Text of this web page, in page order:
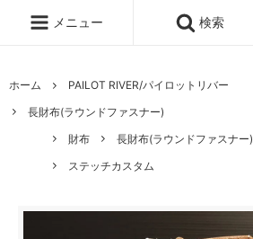
メニュー 検索
ホーム
PAILOT RIVER/パイロットリバー
長財布(ラウンドファスナー)
財布
長財布(ラウンドファスナー)
ステッチカスタム